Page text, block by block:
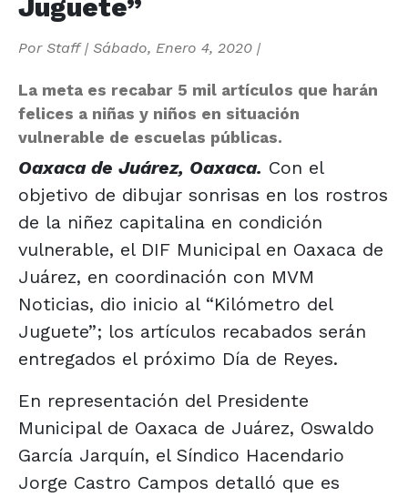
Juguete”
Por Staff| Sábado, Enero 4, 2020 |
La meta es recabar 5 mil artículos que harán
felices a niñas y niños en situación
vulnerable de escuelas públicas.
Oaxaca de Juárez, Oaxaca. Con el
objetivo de dibujar sonrisas en los rostros
de la niñez capitalina en condición
vulnerable, el DIF Municipal en Oaxaca de
Juárez, en coordinación con MVM
Noticias, dio inicio al “Kilómetro del
Juguete”; los artículos recabados serán
entregados el próximo Día de Reyes.
En representación del Presidente
Municipal de Oaxaca de Juárez, Oswaldo
García Jarquín, el Síndico Hacendario
Jorge Castro Campos detalló que es